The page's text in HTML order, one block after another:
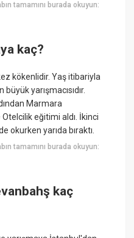
tamamını burada okuyun:
kaç?
kökenlidir. Yaş itibariyla
yarışmacısıdır.
Marmara
eğitimi aldı. İkinci
okurken yarıda bıraktı.
tamamını burada okuyun:
kaç